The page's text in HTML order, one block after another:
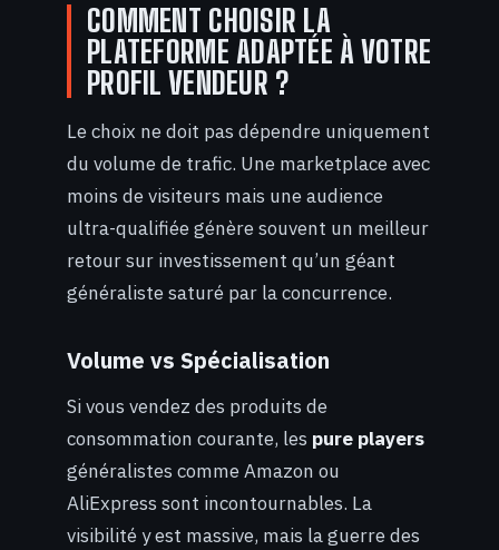
COMMENT CHOISIR LA
PLATEFORME ADAPTÉE À VOTRE
PROFIL VENDEUR ?
Le choix ne doit pas dépendre uniquement
du volume de trafic. Une marketplace avec
moins de visiteurs mais une audience
ultra-qualifiée génère souvent un meilleur
retour sur investissement qu’un géant
généraliste saturé par la concurrence.
Volume vs Spécialisation
Si vous vendez des produits de
consommation courante, les pure players
généralistes comme Amazon ou
AliExpress sont incontournables. La
visibilité y est massive, mais la guerre des